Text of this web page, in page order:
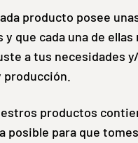
producto posee
que cada una de
a tus necesidades
producción.
productos
posible para que